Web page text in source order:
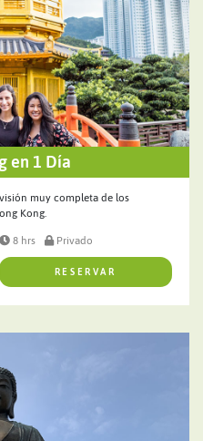
en 1 Día
muy completa de los
Kong.
8 hrs Privado
RESERVAR